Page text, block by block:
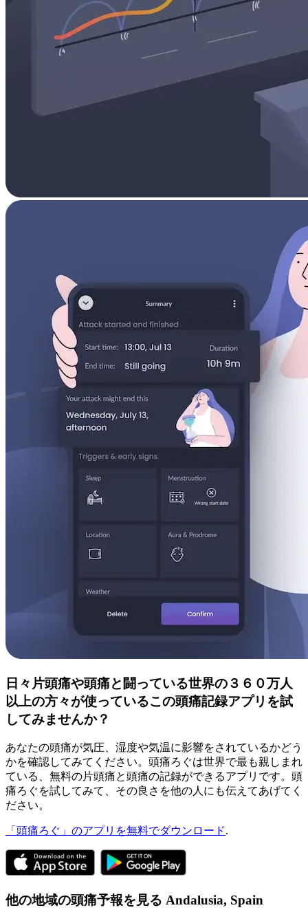
日々片頭痛や頭痛と闘っている世界の３６０万人
以上の方々が使っているこの頭痛記録アプリを試
してみませんか？
あなたの頭痛が気圧、湿度や気温に影響をされているかどう
かを確認してみてください。頭痛ろぐは世界で最も親しまれ
ている、無料の片頭痛と頭痛の記録ができるアプリです。頭
痛ろぐを試してみて、その良さを他の人にも伝えてあげてく
ださい。
「頭痛ろぐ」のアプリを無料でダウンロード.
他の地域の頭痛予報を見る Andalusia, Spain